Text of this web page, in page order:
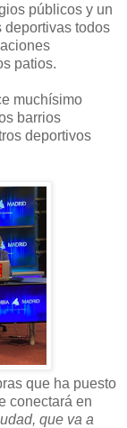
públicos y un
deportivas todos
patios.
muchísimo
barrios
deportivos
que ha puesto
conectará en
que va a